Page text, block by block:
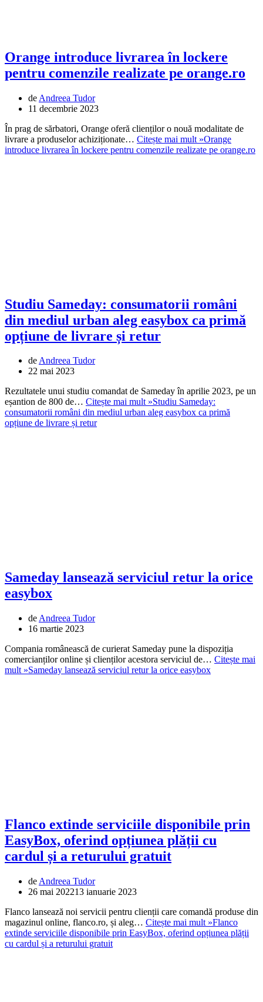
Orange introduce livrarea în lockere
pentru comenzile realizate pe orange.ro
de Andreea Tudor
11 decembrie 2023
În prag de sărbatori, Orange oferă clienților o nouă modalitate de
livrare a produselor achiziționate… Citește mai mult »Orange
introduce livrarea în lockere pentru comenzile realizate pe orange.ro
Studiu Sameday: consumatorii români
din mediul urban aleg easybox ca primă
opțiune de livrare și retur
deAndreea Tudor
22 mai 2023
Rezultatele unui studiu comandat de Sameday în aprilie 2023, pe un
eșantion de 800 de… Citește mai mult »Studiu Sameday:
consumatorii români din mediul urban aleg easybox ca primă
opțiune de livrare și retur
Sameday lansează serviciul retur la orice
easybox
de Andreea Tudor
16 martie 2023
Compania românească de curierat Sameday pune la dispoziția
comercianților online și clienților acestora serviciul de… Citește mai
mult »Sameday lansează serviciul retur la orice easybox
Flanco extinde serviciile disponibile prin
EasyBox, oferind opțiunea plății cu
cardul și a returului gratuit
de Andreea Tudor
26 mai 202213 ianuarie 2023
Flanco lansează noi servicii pentru clienții care comandă produse din
magazinul online, flanco.ro, și aleg… Citește mai mult »Flanco
extinde serviciile disponibile prin EasyBox, oferind opțiunea plății
cu cardul și a returului gratuit